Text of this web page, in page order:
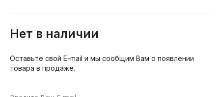
Нет в наличии
Оставьте свой E-mail и мы сообщим Вам о появлении
товара в продаже.